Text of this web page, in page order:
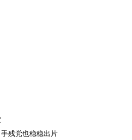
残党也稳稳出片